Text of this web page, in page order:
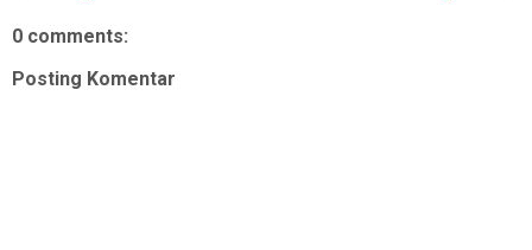
0 comments:
Posting Komentar